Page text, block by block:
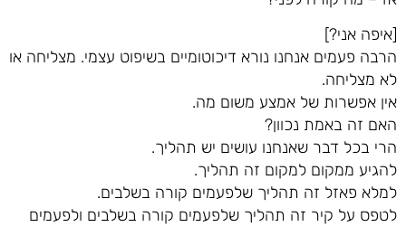
[איפה אני?]
הרבה פעמים אנחנו נורא דיכוטומיים בשיפוט עצמי. מצליחה או
לא מצליחה.
אין אפשרות של אמצע משום מה.
האם זה באמת נכוון?
הרי בכל דבר שאנחנו עושים יש תהליך.
להגיע ממקום למקום זה תהליך.
למלא פאזל זה תהליך שלפעמים קורה בשלבים.
לטפס על קיר זה תהליך שלפעמים קורה בשלבים ולפעמים